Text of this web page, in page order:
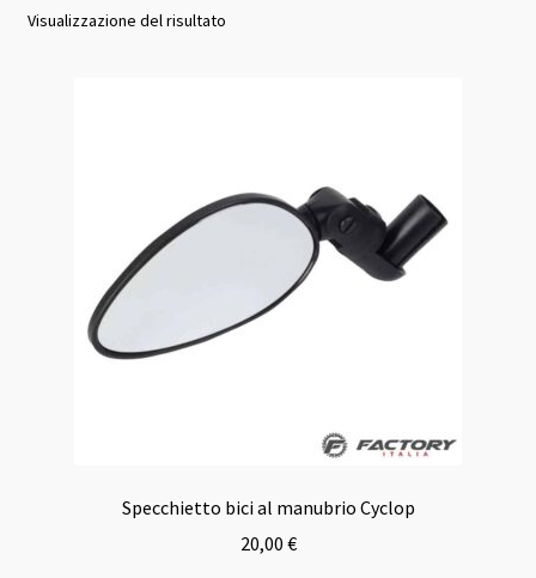
Visualizzazione del risultato
Specchietto bici al manubrio Cyclop
20,00 €